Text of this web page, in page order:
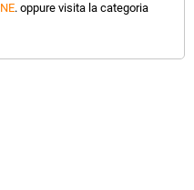
. oppure visita la categoria